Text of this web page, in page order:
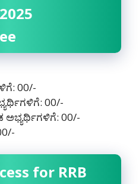
00/-
00/-
ಅಭ್ಯರ್ಥಿಗಳಿಗೆ: 00/-
for RRB